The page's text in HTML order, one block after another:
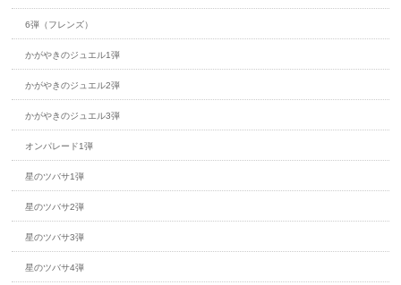
6弾（フレンズ）
かがやきのジュエル1弾
かがやきのジュエル2弾
かがやきのジュエル3弾
オンパレード1弾
星のツバサ1弾
星のツバサ2弾
星のツバサ3弾
星のツバサ4弾